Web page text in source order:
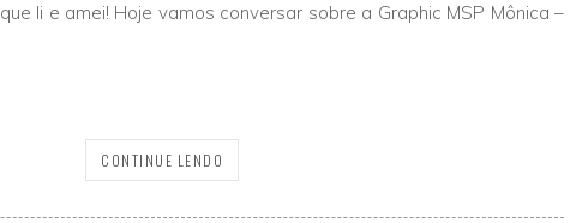
li e amei! Hoje vamos conversar sobre a Graphic MSP Mônica –
CONTINUE LENDO